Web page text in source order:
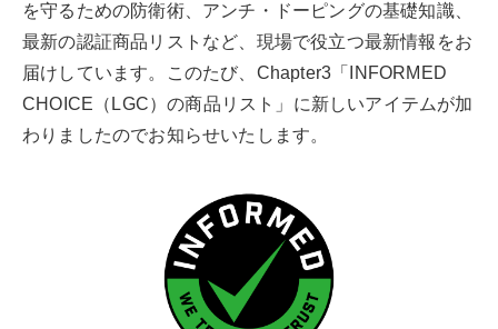
を守るための防衛術、アンチ・ドーピングの基礎知識、
最新の認証商品リストなど、現場で役立つ最新情報をお
届けしています。このたび、Chapter3「INFORMED
CHOICE（LGC）の商品リスト」に新しいアイテムが加
わりましたのでお知らせいたします。